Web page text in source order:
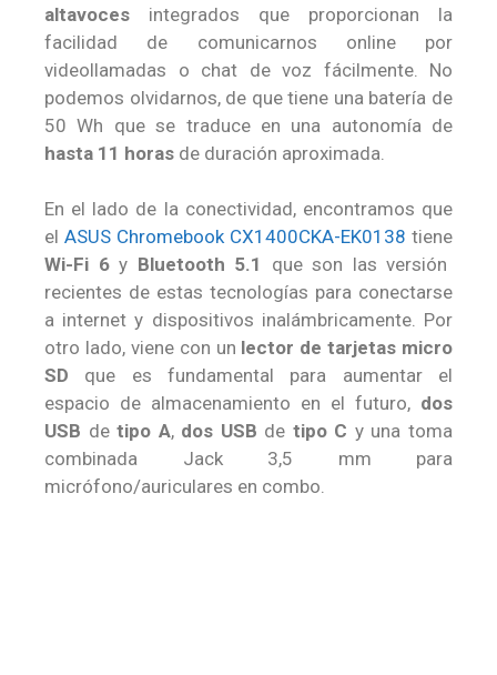
altavoces integrados que proporcionan la
facilidad de comunicarnos online por
videollamadas o chat de voz fácilmente. No
podemos olvidarnos, de que tiene una batería de
50 Wh que se traduce en una autonomía de
hasta 11 horas de duración aproximada.
En el lado de la conectividad, encontramos que
el ASUS Chromebook CX1400CKA-EK0138 tiene
Wi-Fi 6y Bluetooth 5.1
que son las versión
recientes de estas tecnologías para conectarse
a internet y dispositivos inalámbricamente. Por
otro lado, viene con un lector de tarjetas micro
SD que es fundamental para aumentar el
espacio de almacenamiento en el futuro, dos
USB detipo A, dos USB de tipo C y una toma
combinada Jack 3,5 mm para
micrófono/auriculares en combo.